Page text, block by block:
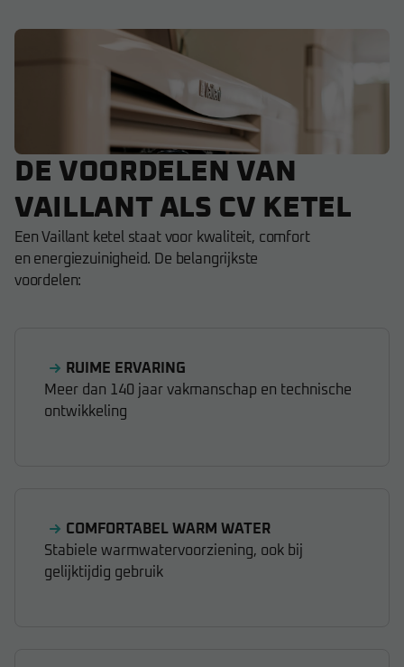
DE VOORDELEN VAN
VAILLANT ALS CV KETEL
Een Vaillant ketel staat voor kwaliteit, comfort
en energiezuinigheid. De belangrijkste
voordelen:
RUIME ERVARING
Meer dan 140 jaar vakmanschap en technische
ontwikkeling
COMFORTABEL WARM WATER
Stabiele warmwatervoorziening, ook bij
gelijktijdig gebruik